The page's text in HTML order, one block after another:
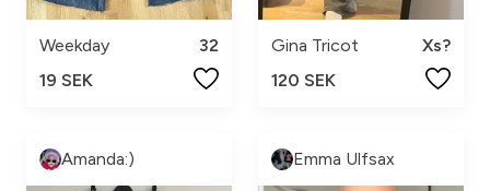
Weekday
32
19 SEK
Gina Tricot
Xs?
120 SEK
Amanda:) Emma Ulfsax